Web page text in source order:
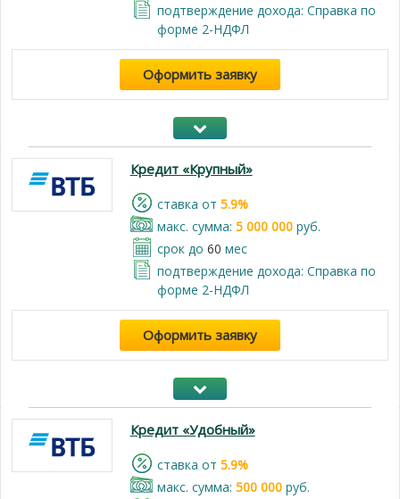
подтверждение дохода: Справка по
форме 2-НДФЛ
Оформить заявку
Кредит «Крупный»
cтавка от 5.9%
макс. сумма: 5 000 000руб.
срок до 60 мес
подтверждение дохода: Справка по
форме 2-НДФЛ
Оформить заявку
Кредит «Удобный»
cтавка от 5.9%
макс. сумма: 500 000руб.